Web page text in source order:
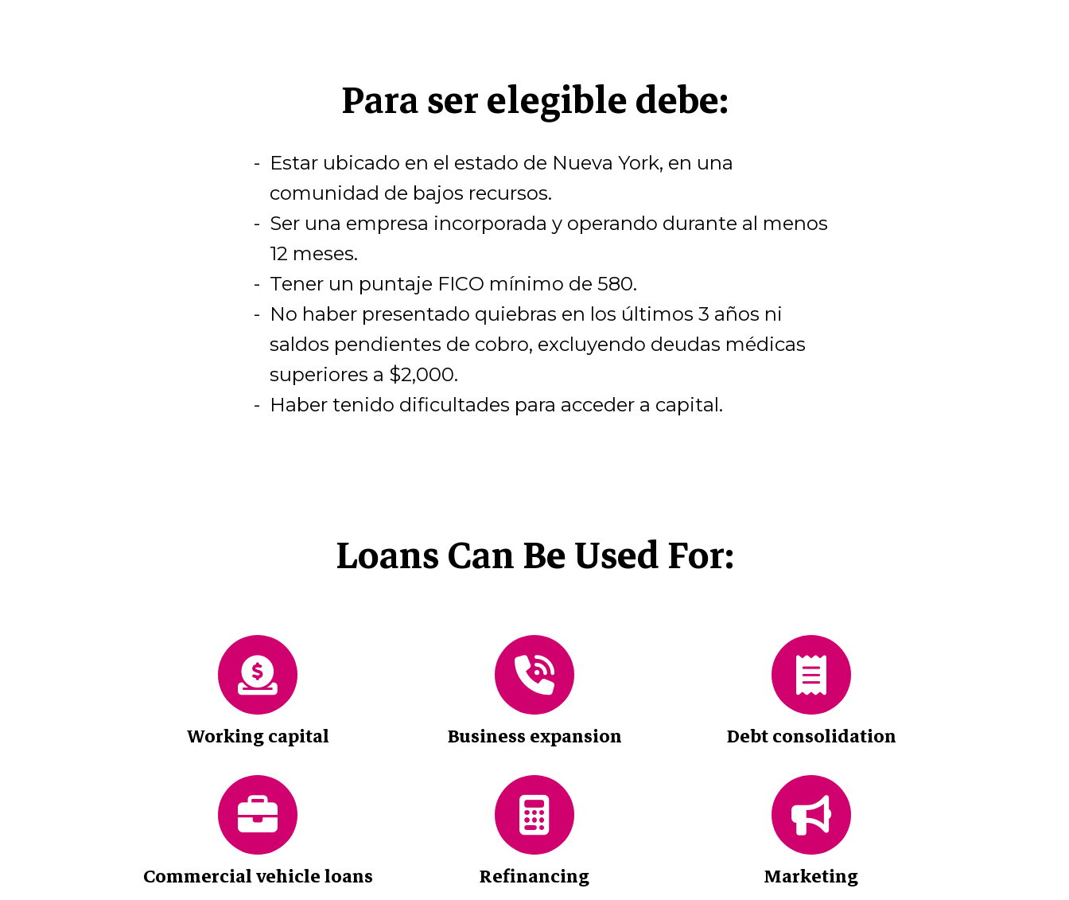
Para ser elegible debe:
Estar ubicado en el estado de Nueva York, en una
comunidad de bajos recursos.
Ser una empresa incorporada y operando durante al menos
12 meses.
Tener un puntaje FICO mínimo de 580.
No haber presentado quiebras en los últimos 3 años ni
saldos pendientes de cobro, excluyendo deudas médicas
superiores a $2,000.
Haber tenido dificultades para acceder a capital.
Loans Can Be Used For:
Working capital Business expansion Debt consolidation
Commercial vehicle loans Refinancing Marketing